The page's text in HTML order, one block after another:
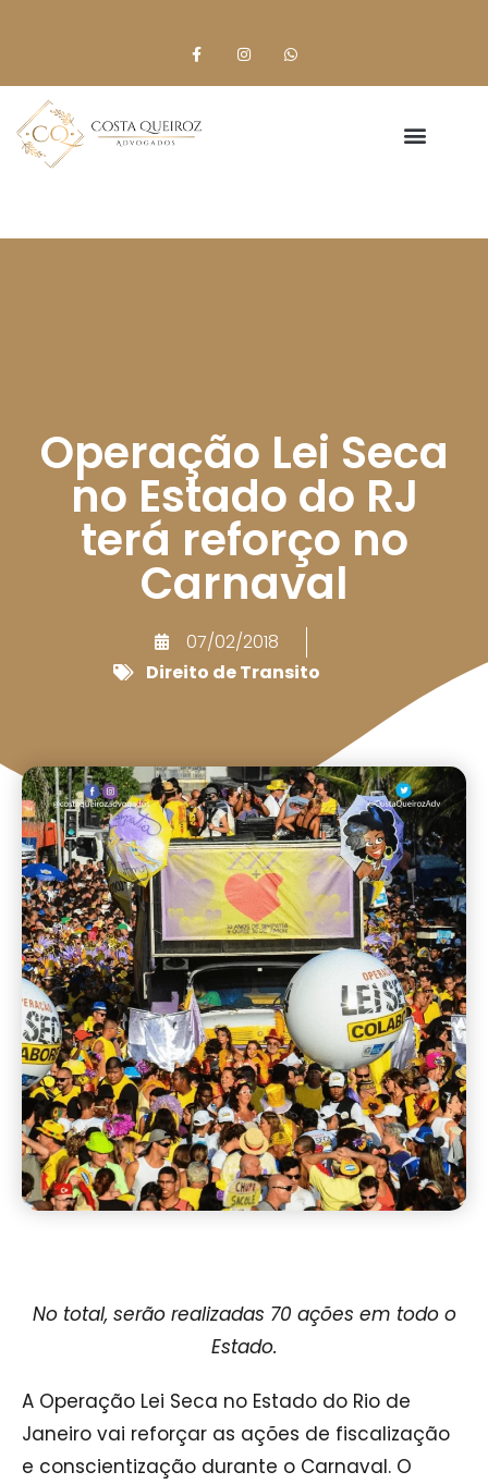
Operação Lei Seca
no Estado do RJ
terá reforço no
Carnaval
07/02/2018
Direito de Transito
No total, serão realizadas 70 ações em todo o
Estado.
A Operação Lei Seca no Estado do Rio de
Janeiro vai reforçar as ações de fiscalização
e conscientização durante o Carnaval. O